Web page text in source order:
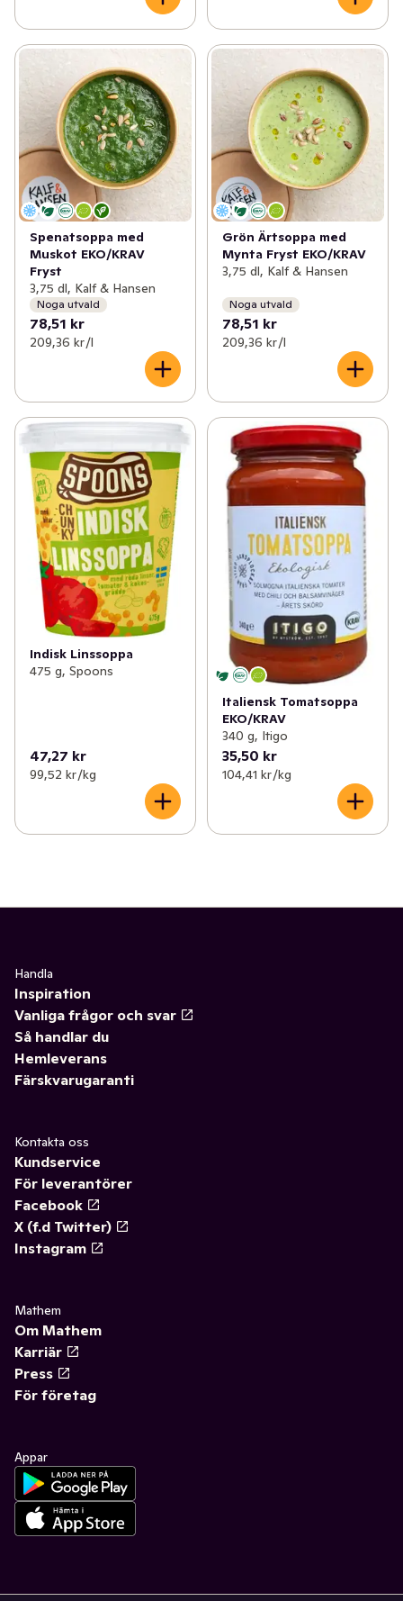
Spenatsoppa med
Muskot EKO/KRAV
Fryst
3,75 dl, Kalf & Hansen
Noga utvald
78,51 kr
209,36 kr /l
Grön Ärtsoppa med
Mynta Fryst EKO/KRAV
3,75 dl, Kalf & Hansen
Noga utvald
78,51 kr
209,36 kr /l
Indisk Linssoppa
475 g, Spoons
47,27 kr
99,52 kr /kg
Italiensk Tomatsoppa
EKO/KRAV
340 g, Itigo
35,50 kr
104,41 kr /kg
Handla
Inspiration
Vanliga frågor och svar
Så handlar du
Hemleverans
Färskvarugaranti
Kontakta oss
Kundservice
För leverantörer
Facebook
X (f.d Twitter)
Instagram
Mathem
Om Mathem
Karriär
Press
För företag
Appar